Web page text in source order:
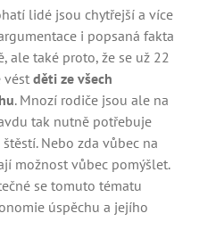
lidé jsou chytřejší a více
i popsaná fakta
ale také proto, že se už 22
vést děti ze všech
. Mnozí rodiče jsou ale na
tak nutně potřebuje
Nebo zda vůbec na
možnost vůbec pomýšlet.
se tomuto tématu
úspěchu a jejího